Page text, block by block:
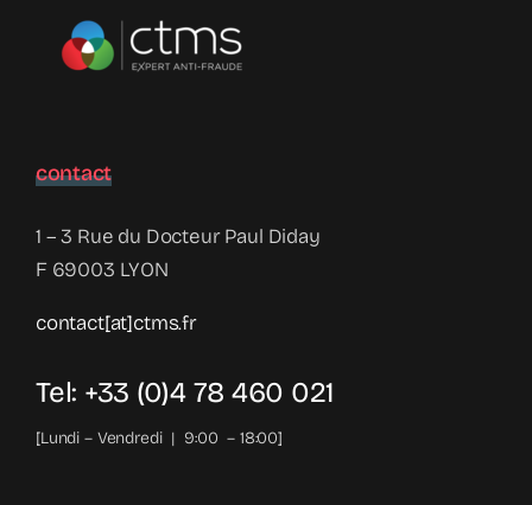
contact
1 – 3 Rue du Docteur Paul Diday
F 69003 LYON
contact[at]ctms.fr
Tel: +33 (0)4 78 460 021
[Lundi – Vendredi | 9:00 – 18:00]